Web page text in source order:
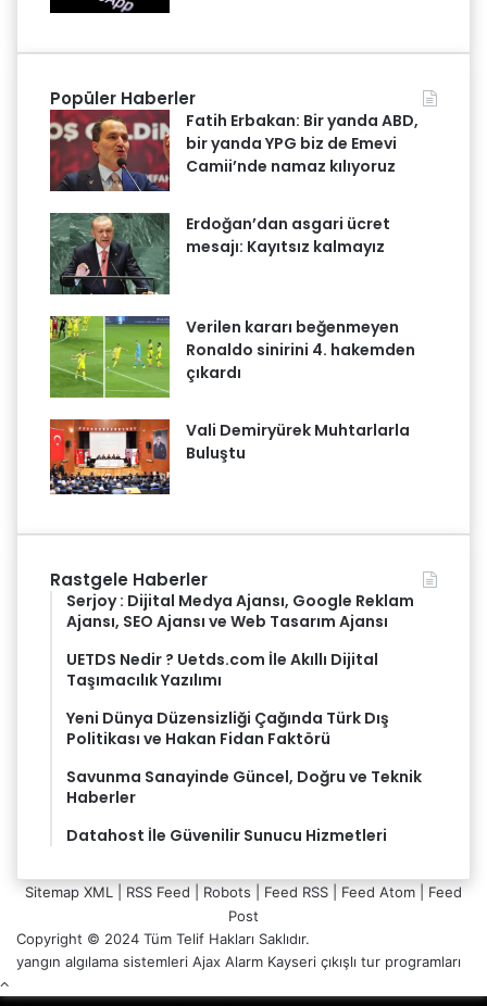
Popüler Haberler
Fatih Erbakan: Bir yanda ABD,
bir yanda YPG biz de Emevi
Camii’nde namaz kılıyoruz
Erdoğan’dan asgari ücret
mesajı: Kayıtsız kalmayız
Verilen kararı beğenmeyen
Ronaldo sinirini 4. hakemden
çıkardı
Vali Demiryürek Muhtarlarla
Buluştu
Rastgele Haberler
Serjoy : Dijital Medya Ajansı, Google Reklam
Ajansı, SEO Ajansı ve Web Tasarım Ajansı
UETDS Nedir ? Uetds.com İle Akıllı Dijital
Taşımacılık Yazılımı
Yeni Dünya Düzensizliği Çağında Türk Dış
Politikası ve Hakan Fidan Faktörü
Savunma Sanayinde Güncel, Doğru ve Teknik
Haberler
Datahost İle Güvenilir Sunucu Hizmetleri
Sitemap XML RSS Feed Robots Feed RSS Feed Atom
Feed
Post
Copyright © 2024 Tüm Telif Hakları Saklıdır.
yangın algılama sistemleri Ajax Alarm Kayseri çıkışlı tur programları
Başa